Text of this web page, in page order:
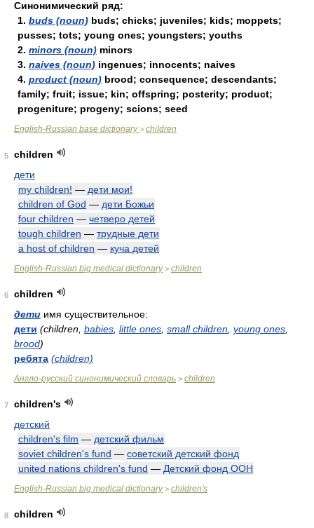
Синонимический ряд:
1. buds (noun) buds; chicks; juveniles; kids; moppets;
pusses; tots; young ones; youngsters; youths
2. minors (noun) minors
3. naives (noun) ingenues; innocents; naives
4. product (noun) brood; consequence; descendants;
family; fruit; issue; kin; offspring; posterity; product;
progeniture; progeny; scions; seed
English-Russian base dictionary> children
5
children
дети
my children! — дети мои!
children of God — дети Божьи
four children — четверо детей
tough children — трудные дети
a host of children — куча детей
English-Russian big medical dictionary> children
6
children
дети имя существительное:
дети (children, babies little ones small children young ones
brood)
ребята (children)
Англо-русский синонимический словарь > children
7
children's
детский
children's film — детский фильм
soviet children's fund — советский детский фонд
united nations children's fund — Детский фонд ООН
English-Russian big medical dictionary> children's
8
children